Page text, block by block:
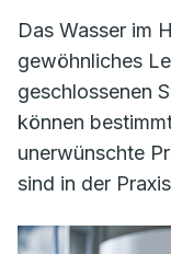
Das Wasser im
gewöhnliches
geschlossenen
können
unerwünschte
sind in der